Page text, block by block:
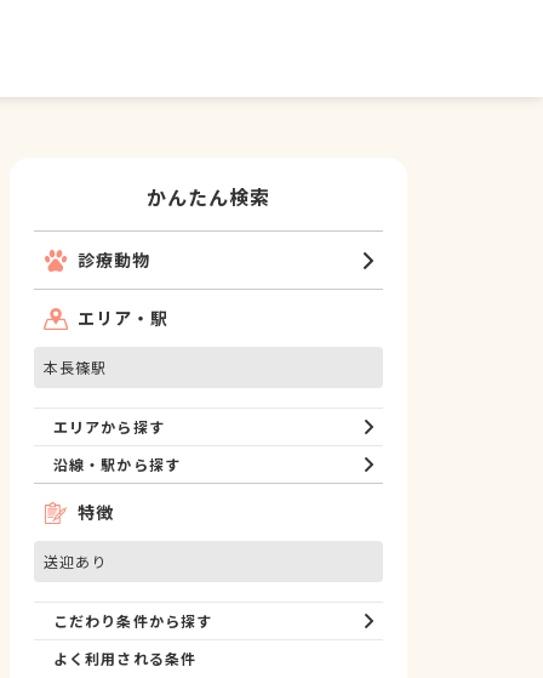
かんたん検索
診療動物
エリア・駅
本長篠駅
エリアから探す
沿線・駅から探す
特徴
送迎あり
こだわり条件から探す
よく利用される条件